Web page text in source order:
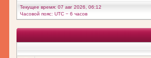
Текущее время: 07 авг 2026, 06:12
Часовой пояс: UTC − 6 часов